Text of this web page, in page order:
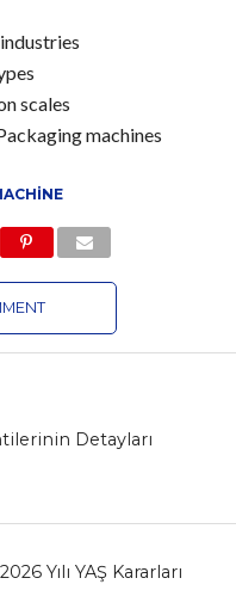
scales
machines
Detayları
Yılı YAŞ Kararları